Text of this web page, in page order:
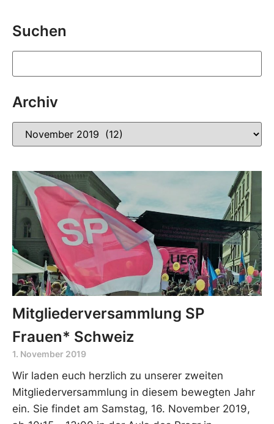
Suchen
Archiv
Mitgliederversammlung SP
Frauen* Schweiz
1. November 2019
Wir laden euch herzlich zu unserer zweiten
Mitgliederversammlung in diesem bewegten Jahr
ein. Sie findet am Samstag, 16. November 2019,